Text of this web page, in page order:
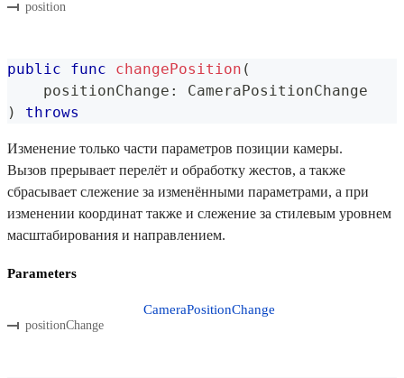
position
public func changePosition (
    positionChange
:
CameraPositionChange
)
throws
Изменение только части параметров позиции камеры.
Вызов прерывает перелёт и обработку жестов, а также
сбрасывает слежение за изменёнными параметрами, а при
изменении координат также и слежение за стилевым уровнем
масштабирования и направлением.
Parameters
positionChange
CameraPositionChange